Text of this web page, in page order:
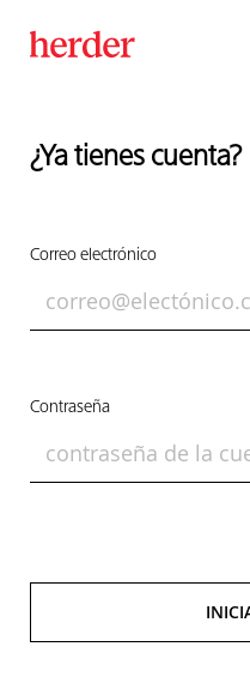
¿Ya tienes cuenta?
Correo electrónico
Contraseña